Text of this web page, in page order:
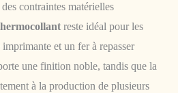
contraintes matérielles
reste idéal pour les
et un fer à repasser
une finition noble, tandis que la
à la production de plusieurs